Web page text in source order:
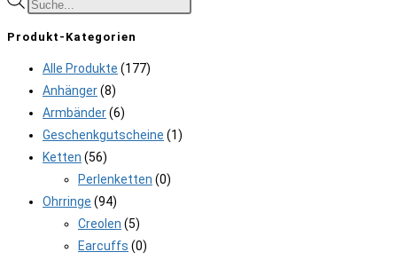
Produkt-Kategorien
Alle Produkte (177)
Anhänger(8)
Armbänder(6)
Geschenkgutscheine (1)
Ketten (56)
Perlenketten (0)
Ohrringe (94)
Creolen (5)
Earcuffs (0)